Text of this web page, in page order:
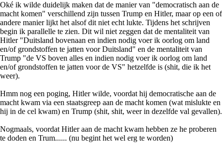
Oké ik wilde duidelijk maken dat de manier van "democratisch aan de
macht komen" verschillend zijn tussen Trump en Hitler, maar op een of
andere manier lijkt het alsof dit niet echt lukte. Tijdens het schrijven
begin ik parallelle te zien. Dit wil niet zeggen dat de mentaliteit van
Hitler "Duitsland bovenaan en indien nodig voer ik oorlog om land
en/of grondstoffen te jatten voor Duitsland" en de mentaliteit van
Trump "de VS boven alles en indien nodig voer ik oorlog om land
en/of grondstoffen te jatten voor de VS" hetzelfde is (shit, die ik het
weer).
Hmm nog een poging, Hitler wilde, voordat hij democratische aan de
macht kwam via een staatsgreep aan de macht komen (wat mislukte en
hij in de cel kwam) en Trump (shit, shit, weer in dezelfde val gevallen).
Nogmaals, voordat Hitler aan de macht kwam hebben ze he proberen
te doden en Trum...... (nu begint het wel erg te worden)